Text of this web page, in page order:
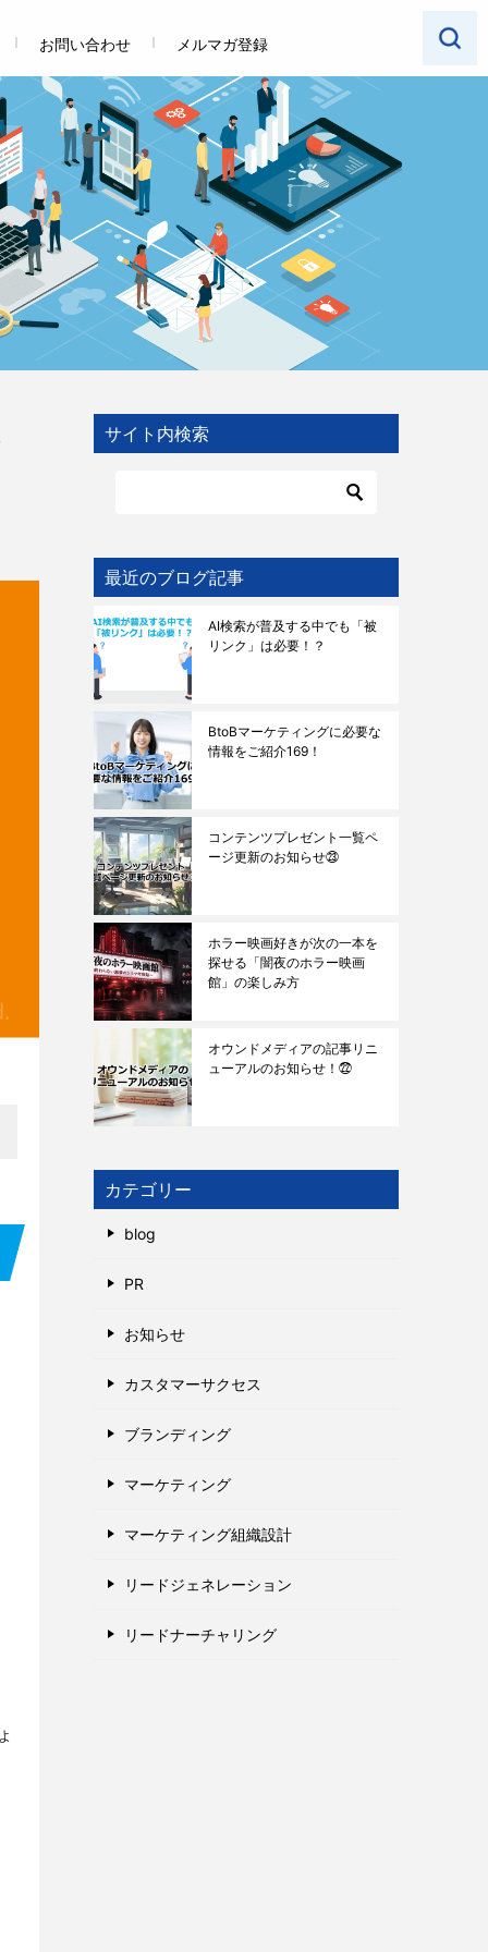
お問い合わせ メルマガ登録
サイト内検索
最近のブログ記事
AI検索が普及する中でも「被
リンク」は必要！？
BtoBマーケティングに必要な
情報をご紹介169！
コンテンツプレゼント一覧ペ
ージ更新のお知らせ㉓
ホラー映画好きが次の一本を
探せる「闇夜のホラー映画
館」の楽しみ方
オウンドメディアの記事リニ
ューアルのお知らせ！㉒
カテゴリー
blog
PR
お知らせ
カスタマーサクセス
ブランディング
マーケティング
マーケティング組織設計
リードジェネレーション
リードナーチャリング